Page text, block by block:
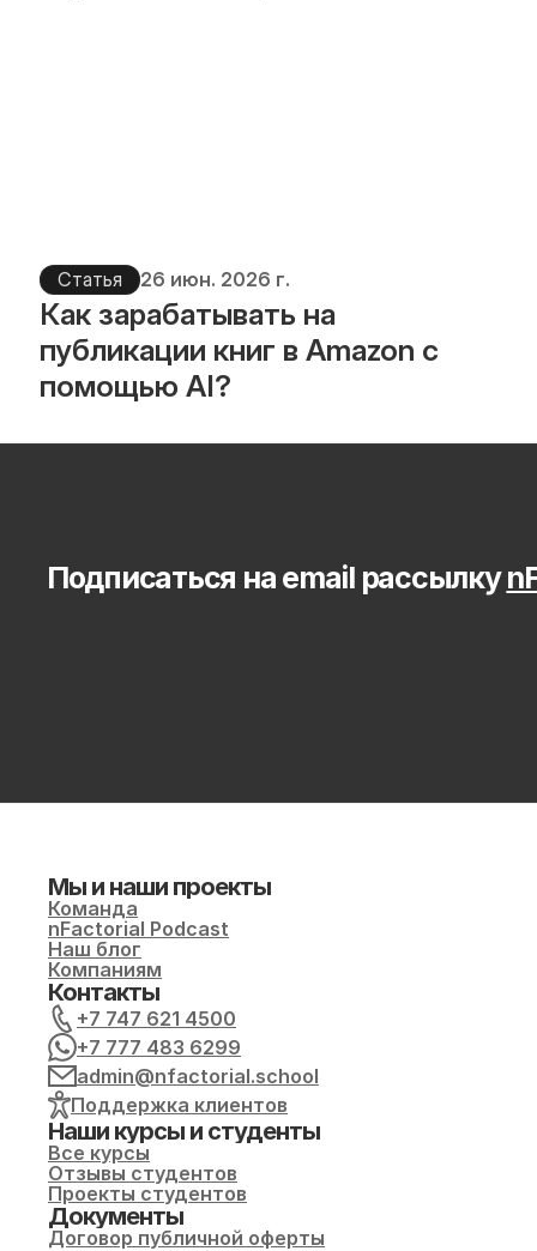
Статья 26 июн. 2026 г.
Как зарабатывать на
публикации книг в Amazon с
помощью AI?
Подписаться на email рассылку
Мы и наши проекты
Команда
nFactorial Podcast
Наш блог
Компаниям
Контакты
+7 747 621 4500
+7 777 483 6299
admin@nfactorial.school
Поддержка клиентов
Наши курсы и студенты
Все курсы
Отзывы студентов
Проекты студентов
Документы
Договор публичной оферты